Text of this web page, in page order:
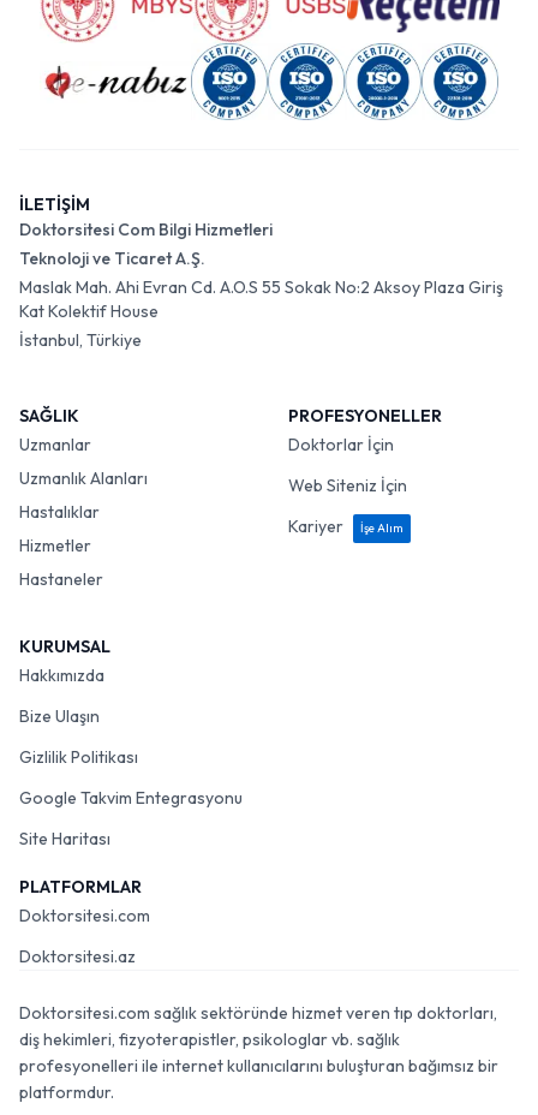
İLETİŞİM
Doktorsitesi Com Bilgi Hizmetleri
Teknoloji ve Ticaret A.Ş.
Maslak Mah. Ahi Evran Cd. A.O.S 55 Sokak No:2 Aksoy Plaza Giriş
Kat Kolektif House
İstanbul, Türkiye
SAĞLIK
Uzmanlar
Uzmanlık Alanları
Hastalıklar
Hizmetler
Hastaneler
PROFESYONELLER
Doktorlar İçin
Web Siteniz İçin
Kariyer
İşe Alım
KURUMSAL
Hakkımızda
Bize Ulaşın
Gizlilik Politikası
Google Takvim Entegrasyonu
Site Haritası
PLATFORMLAR
Doktorsitesi.com
Doktorsitesi.az
Doktorsitesi.com sağlık sektöründe hizmet veren tıp doktorları,
diş hekimleri, fizyoterapistler, psikologlar vb. sağlık
profesyonelleri ile internet kullanıcılarını buluşturan bağımsız bir
platformdur.